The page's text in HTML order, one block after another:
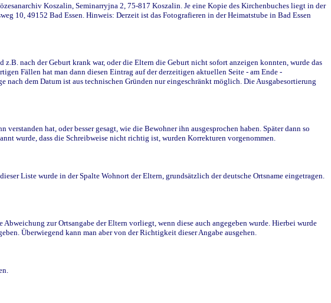
Koszalin, Seminarryjna 2, 75-817 Koszalin. Je eine Kopie des Kirchenbuches liegt in der
10, 49152 Bad Essen. Hinweis: Derzeit ist das Fotografieren in der Heimatstube in Bad Essen
nach der Geburt krank war, oder die Eltern die Geburt nicht sofort anzeigen konnten, wurde das
Fällen hat man dann diesen Eintrag auf der derzeitigen aktuellen Seite - am Ende -
dem Datum ist aus technischen Gründen nur eingeschränkt möglich. Die Ausgabesortierung
hat, oder besser gesagt, wie die Bewohner ihn ausgesprochen haben. Später dann so
wurde, dass die Schreibweise nicht richtig ist, wurden Korrekturen vorgenommen.
Liste wurde in der Spalte Wohnort der Eltern, grundsätzlich der deutsche Ortsname eingetragen.
zur Ortsangabe der Eltern vorliegt, wenn diese auch angegeben wurde. Hierbei wurde
Überwiegend kann man aber von der Richtigkeit dieser Angabe ausgehen.